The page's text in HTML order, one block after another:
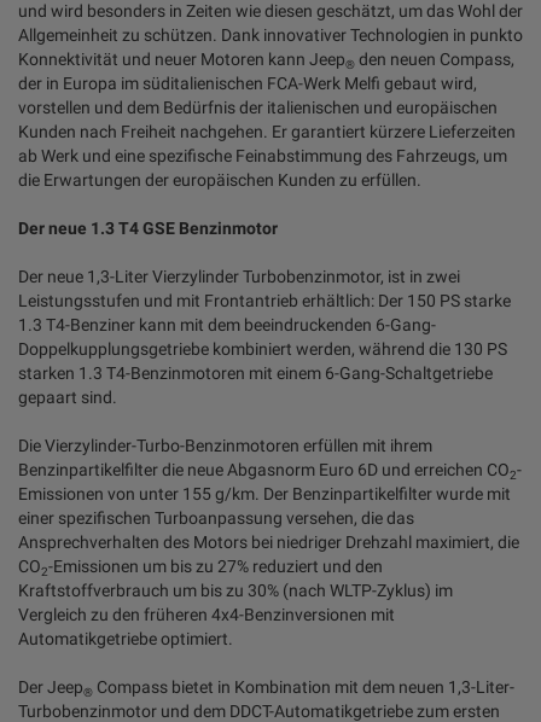
und wird besonders in Zeiten wie diesen geschätzt, um das Wohl der
Allgemeinheit zu schützen. Dank innovativer Technologien in punkto
Konnektivität und neuer Motoren kann Jeep® den neuen Compass,
der in Europa im süditalienischen FCA-Werk Melfi gebaut wird,
vorstellen und dem Bedürfnis der italienischen und europäischen
Kunden nach Freiheit nachgehen. Er garantiert kürzere Lieferzeiten
ab Werk und eine spezifische Feinabstimmung des Fahrzeugs, um
die Erwartungen der europäischen Kunden zu erfüllen.
Der neue 1.3 T4 GSE Benzinmotor
Der neue 1,3-Liter Vierzylinder Turbobenzinmotor, ist in zwei
Leistungsstufen und mit Frontantrieb erhältlich: Der 150 PS starke
1.3 T4-Benziner kann mit dem beeindruckenden 6-Gang-
Doppelkupplungsgetriebe kombiniert werden, während die 130 PS
starken 1.3 T4-Benzinmotoren mit einem 6-Gang-Schaltgetriebe
gepaart sind.
Die Vierzylinder-Turbo-Benzinmotoren erfüllen mit ihrem
Benzinpartikelfilter die neue Abgasnorm Euro 6D und erreichen CO2-
Emissionen von unter 155 g/km. Der Benzinpartikelfilter wurde mit
einer spezifischen Turboanpassung versehen, die das
Ansprechverhalten des Motors bei niedriger Drehzahl maximiert, die
CO2-Emissionen um bis zu 27% reduziert und den
Kraftstoffverbrauch um bis zu 30% (nach WLTP-Zyklus) im
Vergleich zu den früheren 4x4-Benzinversionen mit
Automatikgetriebe optimiert.
Der Jeep® Compass bietet in Kombination mit dem neuen 1,3-Liter-
Turbobenzinmotor und dem DDCT-Automatikgetriebe zum ersten